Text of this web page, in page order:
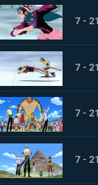
7 -
7 -
7 -
7 -